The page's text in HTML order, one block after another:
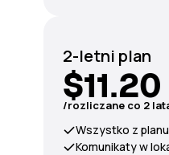
2-letni plan
$11.20
/rozliczane co 2
Wszystko z
Komunikaty w